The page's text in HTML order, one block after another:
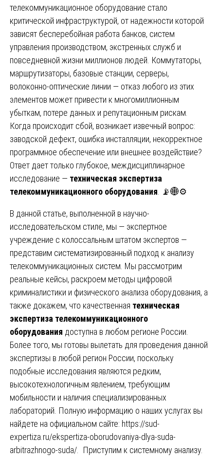
телекоммуникационное оборудование стало
критической инфраструктурой, от надежности которой
зависят бесперебойная работа банков, систем
управления производством, экстренных служб и
повседневной жизни миллионов людей. Коммутаторы,
маршрутизаторы, базовые станции, серверы,
волоконно-оптические линии — отказ любого из этих
элементов может привести к многомиллионным
убыткам, потере данных и репутационным рискам.
Когда происходит сбой, возникает извечный вопрос:
заводской дефект, ошибка инсталляции, некорректное
программное обеспечение или внешнее воздействие?
Ответ дает только глубокое, междисциплинарное
исследование — техническая экспертиза
телекоммуникационного оборудования . 📡🌐⚙️
В данной статье, выполненной в научно-
исследовательском стиле, мы — экспертное
учреждение с колоссальным штатом экспертов —
представим систематизированный подход к анализу
телекоммуникационных систем. Мы рассмотрим
реальные кейсы, раскроем методы цифровой
криминалистики и физического анализа оборудования, а
также докажем, что качественная техническая
экспертиза телекоммуникационного
оборудования доступна в любом регионе России.
Более того, мы готовы вылетать для проведения данной
экспертизы в любой регион России, поскольку
подобные исследования являются редким,
высокотехнологичным явлением, требующим
мобильности и наличия специализированных
лабораторий. Полную информацию о наших услугах вы
найдете на официальном сайте: https://sud-
expertiza.ru/ekspertiza-oborudovaniya-dlya-suda-
arbitrazhnogo-suda/ . Приступим к системному анализу.